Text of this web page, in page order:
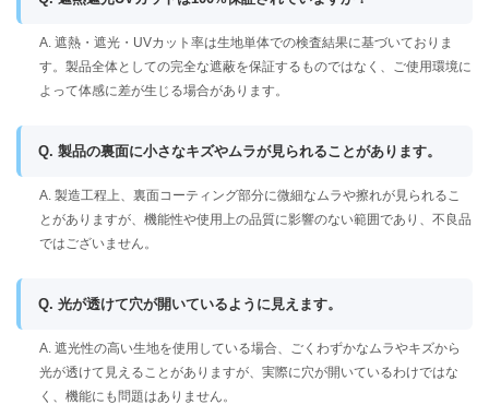
A. 遮熱・遮光・UVカット率は生地単体での検査結果に基づいておりま
す。製品全体としての完全な遮蔽を保証するものではなく、ご使用環境に
よって体感に差が生じる場合があります。
Q. 製品の裏面に小さなキズやムラが見られることがあります。
A. 製造工程上、裏面コーティング部分に微細なムラや擦れが見られるこ
とがありますが、機能性や使用上の品質に影響のない範囲であり、不良品
ではございません。
Q. 光が透けて穴が開いているように見えます。
A. 遮光性の高い生地を使用している場合、ごくわずかなムラやキズから
光が透けて見えることがありますが、実際に穴が開いているわけではな
く、機能にも問題はありません。